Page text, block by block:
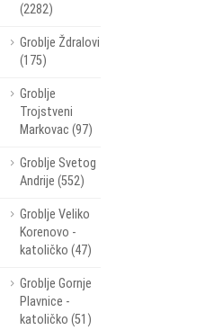
(2282)
Groblje Ždralovi
(175)
Groblje
Trojstveni
Markovac (97)
Groblje Svetog
Andrije (552)
Groblje Veliko
Korenovo -
katoličko (47)
Groblje Gornje
Plavnice -
katoličko (51)